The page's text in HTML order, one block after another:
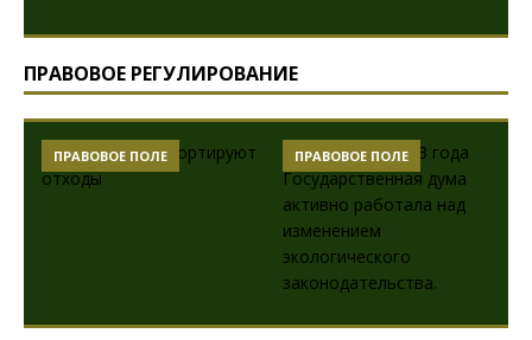
ПРАВОВОЕ РЕГУЛИРОВАНИЕ
ПРАВОВОЕ ПОЛЕ ПРАВОВОЕ ПОЛЕ